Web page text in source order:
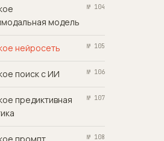
модель
№ 104
нейросеть № 105
поиск с ИИ № 106
предиктивная
№ 107
№ 108